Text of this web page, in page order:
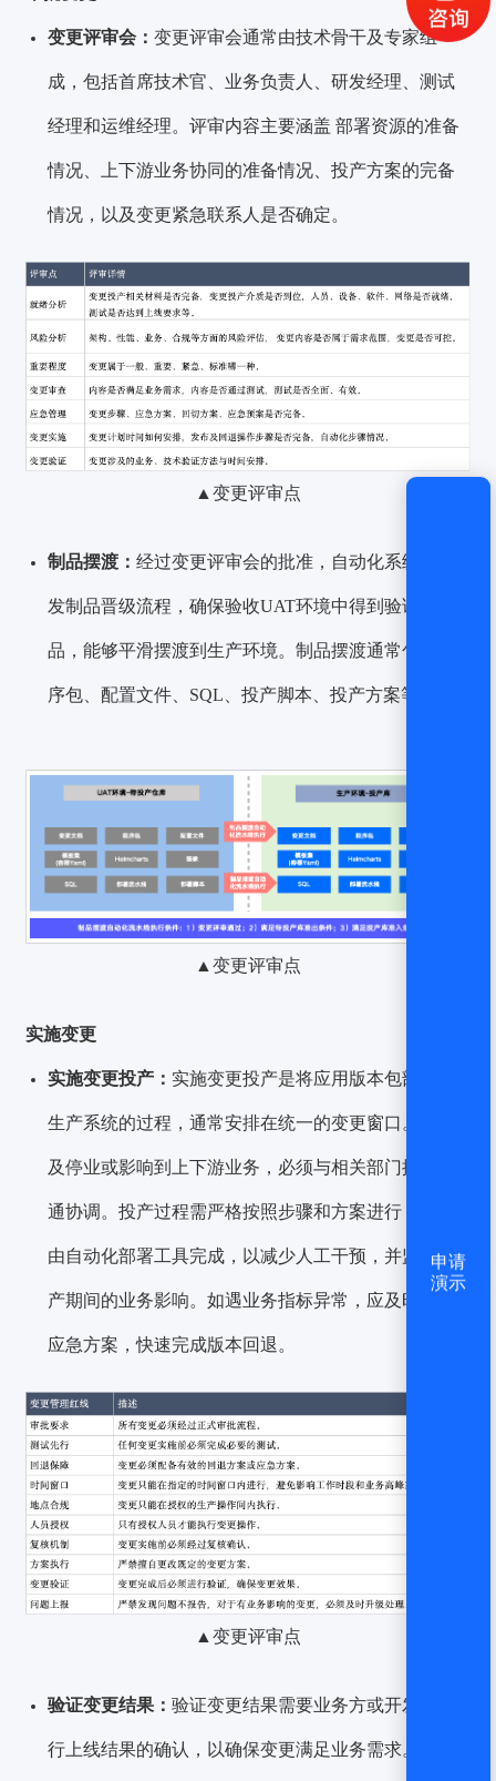
变更评审会：变更评审会通常由技术骨干及专家组
成，包括首席技术官、业务负责人、研发经理、测试
经理和运维经理。评审内容主要涵盖 部署资源的准备
情况、上下游业务协同的准备情况、投产方案的完备
情况，以及变更紧急联系人是否确定。
▲变更评审点
制品摆渡：经过变更评审会的批准，自动化系统将触
发制品晋级流程，确保验收UAT环境中得到验证的制
品，能够平滑摆渡到生产环境。制品摆渡通常包括程
序包、配置文件、SQL、投产脚本、投产方案等。
▲变更评审点
实施变更
实施变更投产： 实施变更投产是将应用版本包部署到
生产系统的过程，通常安排在统一的变更窗口。若涉
及停业或影响到上下游业务，必须与相关部门提前沟
通协调。投产过程需严格按照步骤和方案进行，通常
由自动化部署工具完成，以减少人工干预，并监控投
产期间的业务影响。如遇业务指标异常，应及时启动
应急方案，快速完成版本回退。
▲变更评审点
验证变更结果：验证变更结果需要业务方或开发方进
行上线结果的确认，以确保变更满足业务需求。若涉
获取验证码
还没有账号？立即注册
申请
演示